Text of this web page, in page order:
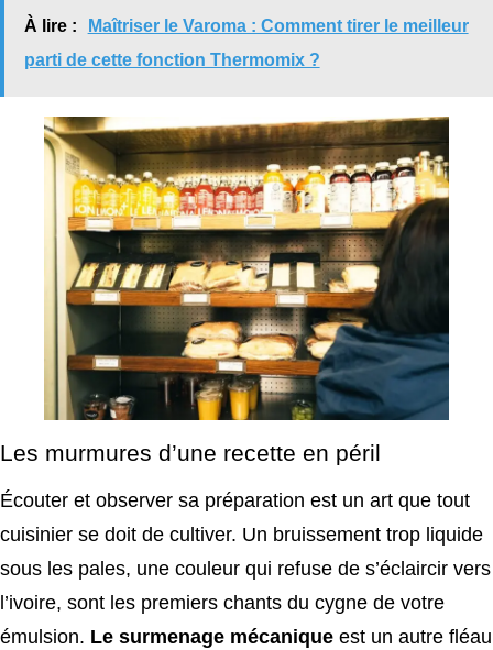
À lire :
Maîtriser le Varoma : Comment tirer le meilleur
parti de cette fonction Thermomix ?
Les murmures d’une recette en péril
Écouter et observer sa préparation est un art que tout
cuisinier se doit de cultiver. Un bruissement trop liquide
sous les pales, une couleur qui refuse de s’éclaircir vers
l’ivoire, sont les premiers chants du cygne de votre
émulsion. Le surmenage mécanique est un autre fléau